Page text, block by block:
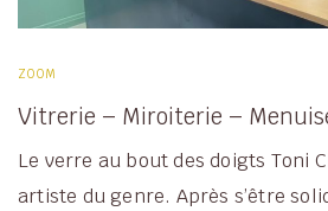
ZOOM
Vitrerie – Miroiterie –
Le verre au bout des doigts Toni
artiste du genre. Après s’être